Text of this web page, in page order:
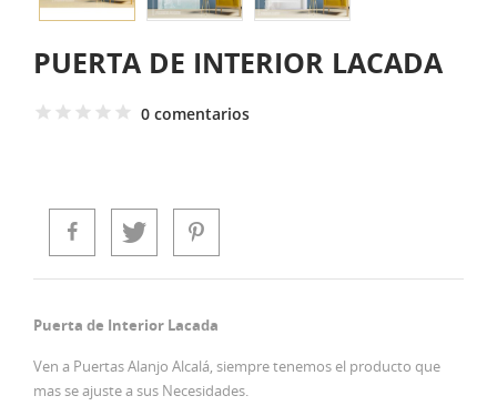
PUERTA DE INTERIOR LACADA
0 comentarios
Puerta de Interior Lacada
Ven a Puertas Alanjo Alcalá, siempre tenemos el producto que
mas se ajuste a sus Necesidades.